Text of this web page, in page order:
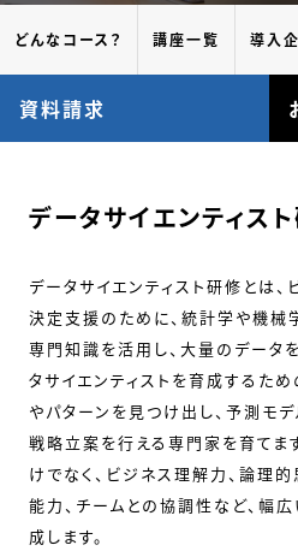
どんなコース？ 講座一覧 導入
資料請求
データサイエンティス
データサイエンティスト研修とは
決定支援のために、統計学や機械
専門知識を活用し、大量のデータ
タサイエンティストを育成するた
やパターンを見つけ出し、予測モ
戦略立案を行える専門家を育てま
けでなく、ビジネス理解力、論理
能力、チームとの協調性など、幅
成します。